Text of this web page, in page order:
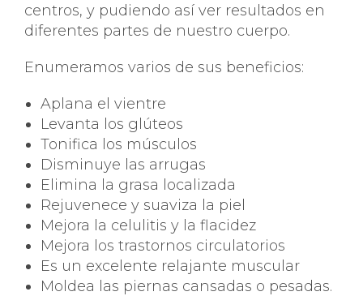
centros, y pudiendo así ver resultados en
diferentes partes de nuestro cuerpo.
Enumeramos varios de sus beneficios:
Aplana el vientre
Levanta los glúteos
Tonifica los músculos
Disminuye las arrugas
Elimina la grasa localizada
Rejuvenece y suaviza la piel
Mejora la celulitis y la flacidez
Mejora los trastornos circulatorios
Es un excelente relajante muscular
Moldea las piernas cansadas o pesadas.